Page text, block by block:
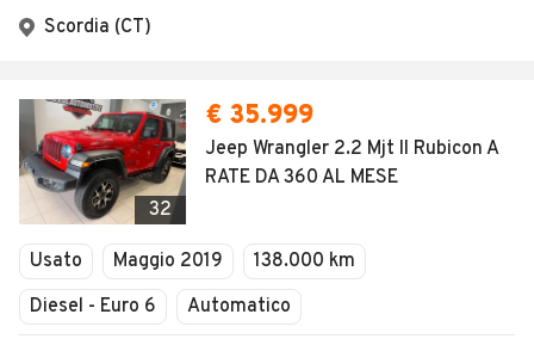
Scordia (CT)
32
€ 35.999
Jeep Wrangler 2.2 Mjt II Rubicon A
RATE DA 360 AL MESE
Usato Maggio 2019
138.000 km
Diesel - Euro 6
Automatico